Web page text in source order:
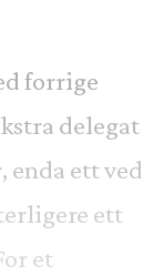
forrige
delegat
enda ett ved
ett
et